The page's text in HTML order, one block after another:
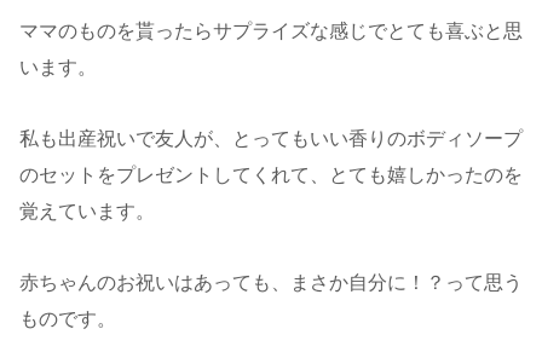
ママのものを貰ったらサプライズな感じでとても喜ぶと思
います。
私も出産祝いで友人が、とってもいい香りのボディソープ
のセットをプレゼントしてくれて、とても嬉しかったのを
覚えています。
赤ちゃんのお祝いはあっても、まさか自分に！？って思う
ものです。